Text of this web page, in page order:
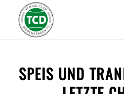
SPEIS UND